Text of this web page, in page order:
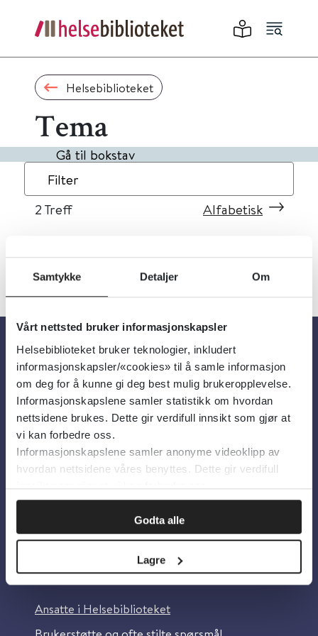
Samtykke Detaljer Om
Vårt nettsted bruker informasjonskapsler
Helsebiblioteket bruker teknologier, inkludert
informasjonskapsler/«cookies» til å samle informasjon
om deg for å kunne gi deg best mulig brukeropplevelse.
Informasjonskapslene samler statistikk om hvordan
nettsidene brukes. Dette gir verdifull innsikt som gjør at
vi kan forbedre oss.
Informasjonskapslene samler anonyme videoklipp av
hvordan nettsidene våres benyttes. Dette gir verdifull
innsikt som gjør at vi kan forbedre oss.
Godta alle
Lagre
Helsebiblioteket
Tema
Gå til bokstav
Filter
2 Treff Alfabetisk
Om oss
Om Helsebiblioteket
Personvern og informasjonskapsler
Tilgjengelighetserklæring
Information in English
Ansatte i Helsebiblioteket